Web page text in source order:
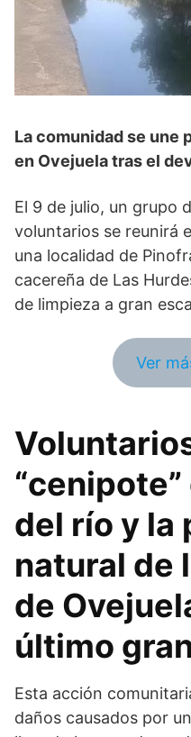
La comunidad se une
en Ovejuela tras el
El 9 de julio, un grupo
voluntarios se reunirá
una localidad de
cacereña de Las
de limpieza a gran
Ver
del río y la
natural de
de
último
Esta acción
daños causados por